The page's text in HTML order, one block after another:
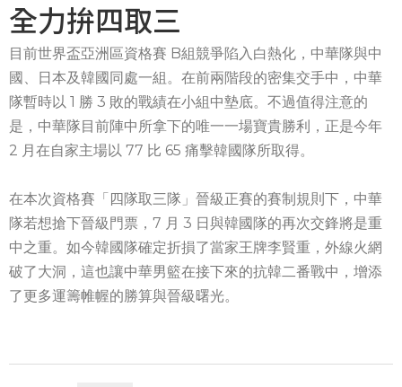
全力拚四取三
目前世界盃亞洲區資格賽 B組競爭陷入白熱化，中華隊與中
國、日本及韓國同處一組。在前兩階段的密集交手中，中華
隊暫時以 1 勝 3 敗的戰績在小組中墊底。不過值得注意的
是，中華隊目前陣中所拿下的唯一一場寶貴勝利，正是今年
2 月在自家主場以 77 比 65 痛擊韓國隊所取得。
在本次資格賽「四隊取三隊」晉級正賽的賽制規則下，中華
隊若想搶下晉級門票，7 月 3 日與韓國隊的再次交鋒將是重
中之重。如今韓國隊確定折損了當家王牌李賢重，外線火網
破了大洞，這也讓中華男籃在接下來的抗韓二番戰中，增添
了更多運籌帷幄的勝算與晉級曙光。